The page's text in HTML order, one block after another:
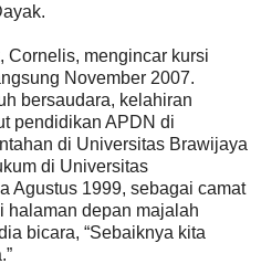
Cornelis, mengincar kursi
November 2007.
bersaudara, kelahiran
pendidikan APDN di
di Universitas Brawijaya
di Universitas
Agustus 1999, sebagai camat
halaman depan majalah
bicara, “Sebaiknya kita